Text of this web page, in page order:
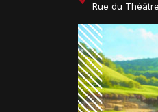
Rue du Théâtre